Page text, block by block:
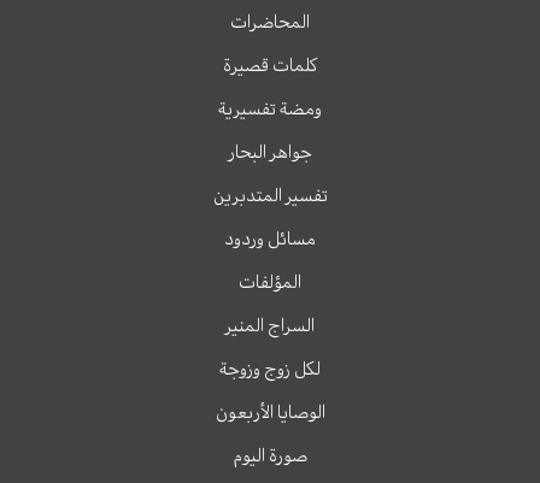
المحاضرات
كلمات قصيرة
ومضة تفسيرية
جواهر البحار
تفسير المتدبرين
مسائل وردود
المؤلفات
السراج المنير
لكل زوج وزوجة
الوصايا الأربعون
صورة اليوم